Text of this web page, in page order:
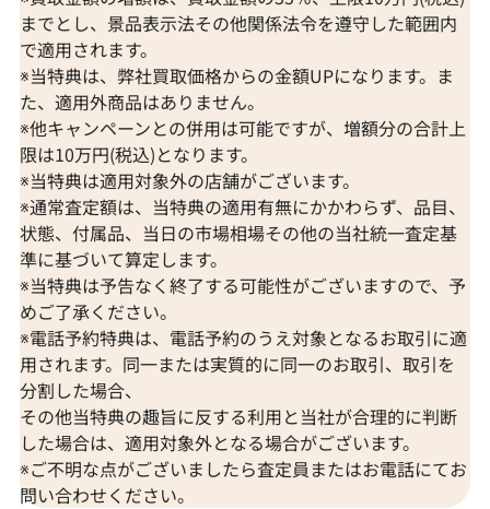
までとし、景品表示法その他関係法令を遵守した範囲内
で適用されます。
※当特典は、弊社買取価格からの金額UPになります。ま
た、適用外商品はありません。
※他キャンペーンとの併用は可能ですが、増額分の合計上
限は10万円(税込)となります。
※当特典は適用対象外の店舗がございます。
※通常査定額は、当特典の適用有無にかかわらず、品目、
状態、付属品、当日の市場相場その他の当社統一査定基
準に基づいて算定します。
※当特典は予告なく終了する可能性がございますので、予
めご了承ください。
※電話予約特典は、電話予約のうえ対象となるお取引に適
用されます。同一または実質的に同一のお取引、取引を
分割した場合、
その他当特典の趣旨に反する利用と当社が合理的に判断
した場合は、適用対象外となる場合がございます。
※ご不明な点がございましたら査定員またはお電話にてお
問い合わせください。